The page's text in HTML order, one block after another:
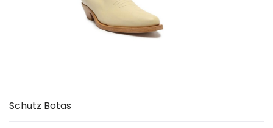
Schutz Botas